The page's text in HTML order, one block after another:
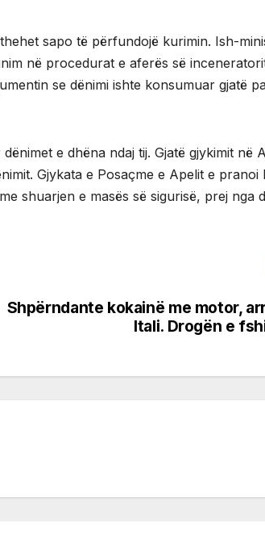
sapo të përfundojë kurimin. Ish-
në procedurat e aferës së
se dënimi ishte konsumuar gjatë
e dhëna ndaj tij. Gjatë gjykimit
Gjykata e Posaçme e Apelit e
shuarjen e masës së sigurisë, prej nga
Shpërndante kokainë me motor,
Itali. Drogën e